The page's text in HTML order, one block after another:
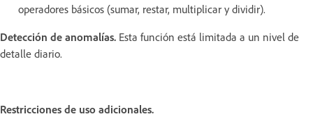
operadores básicos (sumar, restar, multiplicar y dividir).
Detección de anomalías. Esta función está limitada a un nivel de
detalle diario.
Restricciones de uso adicionales.